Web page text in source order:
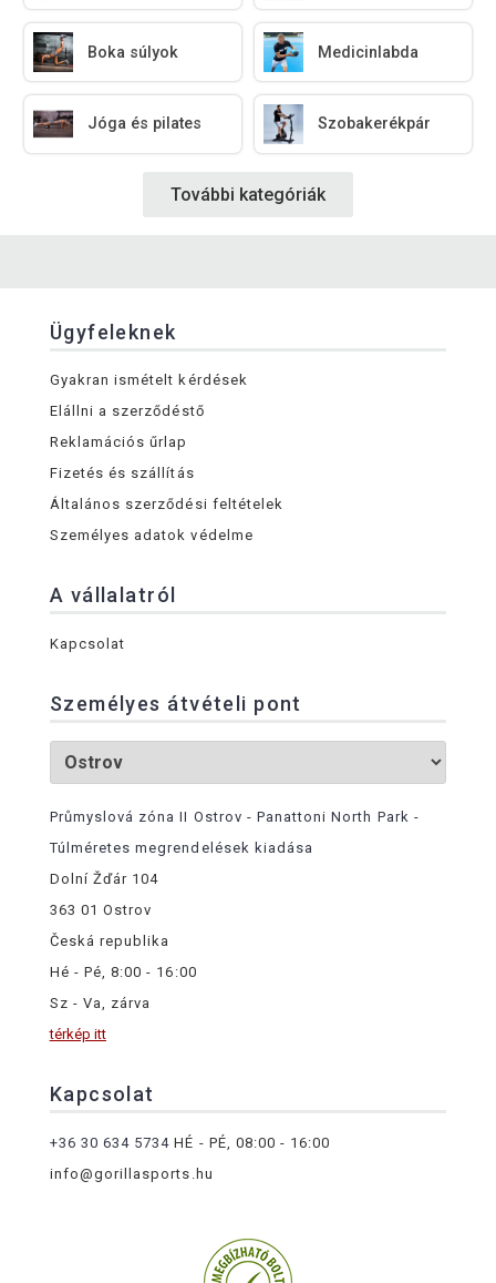
Boka súlyok Medicinlabda
Jóga és pilates Szobakerékpár
További kategóriák
Ügyfeleknek
Gyakran ismételt kérdések
Elállni a szerződéstő
Reklamációs űrlap
Fizetés és szállítás
Általános szerződési feltételek
Személyes adatok védelme
A vállalatról
Kapcsolat
Személyes átvételi pont
Průmyslová zóna II Ostrov - Panattoni North Park -
Túlméretes megrendelések kiadása
Dolní Žďár 104
363 01 Ostrov
Česká republika
Hé - Pé, 8:00 - 16:00
Sz - Va, zárva
térkép itt
Kapcsolat
+36 30 634 5734 HÉ - PÉ, 08:00 - 16:00
info@gorillasports.hu